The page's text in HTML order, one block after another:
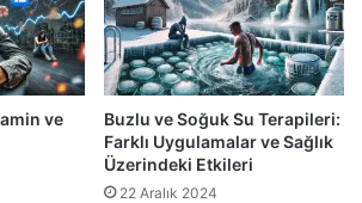
ve
Buzlu ve Soğuk Su Terapileri:
Farklı Uygulamalar ve Sağlık
Üzerindeki Etkileri
22 Aralık 2024